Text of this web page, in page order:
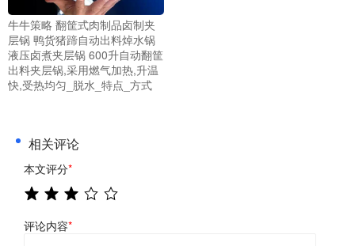
牛牛策略 翻筐式肉制品卤制夹
层锅 鸭货猪蹄自动出料焯水锅
液压卤煮夹层锅 600升自动翻筐
出料夹层锅,采用燃气加热,升温
快,受热均匀_脱水_特点_方式
相关评论
本文评分*
评论内容*